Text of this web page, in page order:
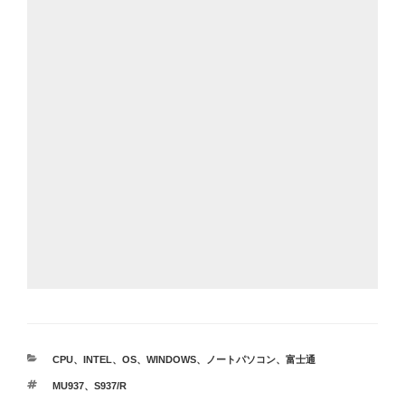
カ
ゴ
CPU、 INTEL、 OS、 WINDOWS、 ノートパソコン、 富士通
タ
MU937、 S937/R